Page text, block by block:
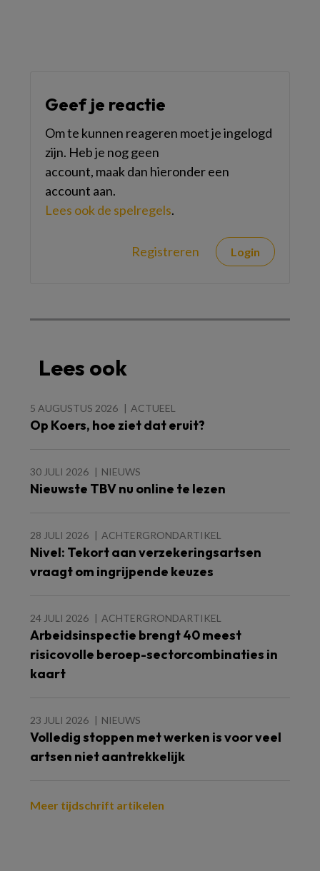
Geef je reactie
Om te kunnen reageren moet je ingelogd
zijn. Heb je nog geen
account, maak dan hieronder een
account aan.
Lees ook de spelregels.
Registreren Login
Lees ook
5 AUGUSTUS 2026 ACTUEEL
Op Koers, hoe ziet dat eruit?
30 JULI 2026 NIEUWS
Nieuwste TBV nu online te lezen
28 JULI 2026 ACHTERGRONDARTIKEL
Nivel: Tekort aan verzekeringsartsen
vraagt om ingrijpende keuzes
24 JULI 2026 ACHTERGRONDARTIKEL
Arbeidsinspectie brengt 40 meest
risicovolle beroep-sectorcombinaties in
kaart
23 JULI 2026 NIEUWS
Volledig stoppen met werken is voor veel
artsen niet aantrekkelijk
Meer tijdschrift artikelen